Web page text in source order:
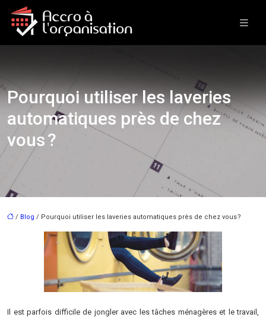
Pourquoi utiliser les laveries
automatiques près de chez
vous ?
/ Blog / Pourquoi utiliser les laveries automatiques près de chez vous ?
Il est parfois difficile de jongler avec les tâches ménagères et le travail,